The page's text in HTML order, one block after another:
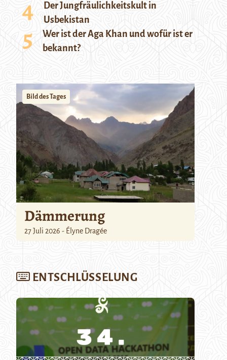
Der Jungfräulichkeitskult in
Usbekistan
Wer ist der Aga Khan und wofür ist er
bekannt?
Bild des Tages
Dämmerung
27 Juli 2026 - Élyne Dragée
ENTSCHLÜSSELUNG